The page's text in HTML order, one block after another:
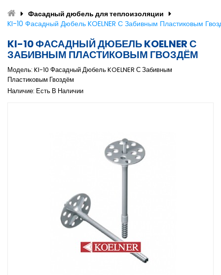
Фасадный дюбель для теплоизоляции
KI-10 Фасадный Дюбель KOELNER С Забивным Пластиковым
KI-10 ФАСАДНЫЙ ДЮБЕЛЬ KOELNER С
ЗАБИВНЫМ ПЛАСТИКОВЫМ ГВОЗДЁМ
Модель: KI-10 Фасадный Дюбель KOELNER С Забивным
Пластиковым Гвоздём
Наличие: Есть В Наличии